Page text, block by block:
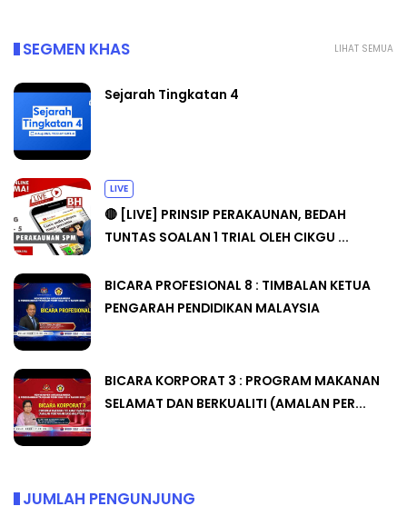
LIHAT SEMUA
SEGMEN KHAS
Sejarah Tingkatan 4
LIVE
🔴 [LIVE] PRINSIP PERAKAUNAN, BEDAH
TUNTAS SOALAN 1 TRIAL OLEH CIKGU ...
BICARA PROFESIONAL 8 : TIMBALAN KETUA
PENGARAH PENDIDIKAN MALAYSIA
BICARA KORPORAT 3 : PROGRAM MAKANAN
SELAMAT DAN BERKUALITI (AMALAN PER...
JUMLAH PENGUNJUNG